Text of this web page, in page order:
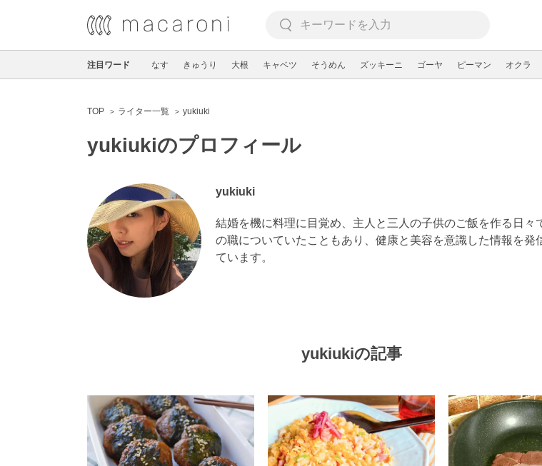
注目ワード なす きゅうり 大根 キャベツ そうめん ズッキーニ ゴーヤ ピーマン オクラ
TOP ライター一覧 yukiuki
yukiukiのプロフィール
yukiuki
結婚を機に料理に目覚め、主人と三人の子供のご飯を作る日々
の職についていたこともあり、健康と美容を意識した情報を発
ています。
yukiukiの記事